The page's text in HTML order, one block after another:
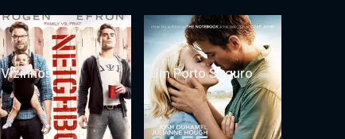
Vizinhos Um Porto Seguro